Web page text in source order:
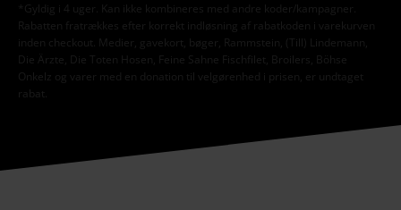
*Gyldig i 4 uger. Kan ikke kombineres med andre koder/kampagner.
Rabatten fratrækkes efter korrekt indløsning af rabatkoden i varekurven
inden checkout. Medier, gavekort, bøger, Rammstein, (Till) Lindemann,
Die Ärzte, Die Toten Hosen, Feine Sahne Fischfilet, Broilers, Böhse
Onkelz og varer med en donation til velgørenhed i prisen, er undtaget
rabat.